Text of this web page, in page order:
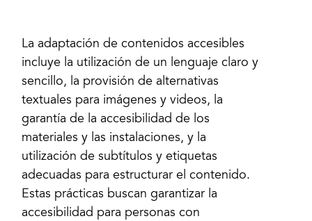
La adaptación de contenidos accesibles
incluye la utilización de un lenguaje claro y
sencillo, la provisión de alternativas
textuales para imágenes y videos, la
garantía de la accesibilidad de los
materiales y las instalaciones, y la
utilización de subtítulos y etiquetas
adecuadas para estructurar el contenido.
Estas prácticas buscan garantizar la
accesibilidad para personas con